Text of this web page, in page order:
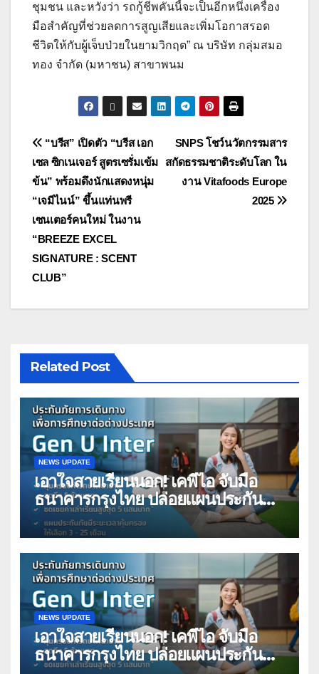
ชุมชน และหวังว่า รถกู้ชีพคันนี้จะเป็นอีกหนึ่งเครื่อง
มือสำคัญที่ช่วยลดการสูญเสียและเพิ่มโอกาสรอด
ชีวิตให้กับผู้เจ็บป่วยในยามวิกฤต” ณ บริษัท กลุ่มสมอ
ทอง จำกัด (มหาชน) สาขาพนม
แนะแนว
เรื่อง
SNPS โชว์นวัตกรรมสาร
สกัดธรรมชาติระดับโลก ใน
งาน Vitafoods Europe
2025
“บรีส” เปิดตัว “บรีส เอก
เซล ซิกเนเจอร์ สูตรเซรั่มเข้ม
ข้น” พร้อมดึงนักแสดงหนุ่ม
“เจมีไนน์” ขึ้นแท่นพรี
เซนเตอร์คนใหม่ ในงาน
“BREEZE EXCEL
SIGNATURE : SCENT
CLUB”
Related Post
NEWS UPDATE
เอาใจสายเรียนนอก! เคพีไอ จับมือ
ธนาคารกรุงไทย ปล่อยแผนประกัน
“GEN U INTER” ยกระดับความ
คุ้มครองค่ารักษาเจ็บป่วย-อุบัติเหตุ
สูงสุด 5 ล้าน มีแผนประกันเลือกได้ 3-
25 เดือน
NEWS UPDATE
เอาใจสายเรียนนอก! เคพีไอ จับมือ
ธนาคารกรุงไทย ปล่อยแผนประกัน